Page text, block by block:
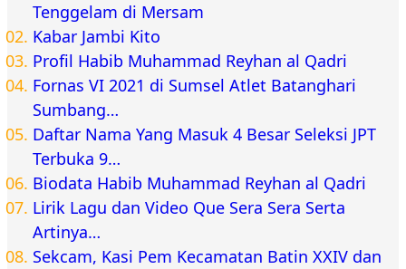
Tenggelam di Mersam
Kabar Jambi Kito
Profil Habib Muhammad Reyhan al Qadri
Fornas VI 2021 di Sumsel Atlet Batanghari
Sumbang…
Daftar Nama Yang Masuk 4 Besar Seleksi JPT
Terbuka 9…
Biodata Habib Muhammad Reyhan al Qadri
Lirik Lagu dan Video Que Sera Sera Serta
Artinya…
Sekcam, Kasi Pem Kecamatan Batin XXIV dan